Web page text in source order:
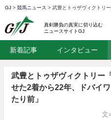
GJ > 競馬ニュース > 武豊とトゥザヴィクトリ
真剣勝負の真実に切り込む
ニュースサイトGJ
新着記事 インタビュー
武豊とトゥザヴィクトリー
せた2着から22年、ドバイ
たり前」
文